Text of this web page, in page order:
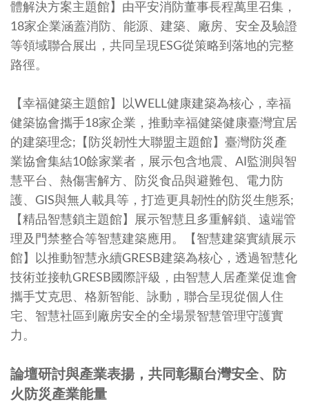
體解決方案主題館】由平安消防董事長程萬里召集，
18家企業涵蓋消防、能源、建築、廠房、安全及驗證
等領域聯合展出，共同呈現ESG從策略到落地的完整
路徑。
【幸福健築主題館】以WELL健康建築為核心，幸福
健築協會攜手18家企業，推動幸福健築健康臺灣宜居
的建築理念;【防災韌性大聯盟主題館】臺灣防災產
業協會集結10餘家業者，展示包含地震、AI監測與智
慧平台、熱傷害解方、防災食品與避難包、電力防
護、GIS與無人載具等，打造更具韌性的防災生態系;
【精品智慧鎖主題館】展示智慧且多重解鎖、遠端管
理及門禁整合等智慧建築應用。【智慧建築實績展示
館】以推動智慧永續GRESB建築為核心，透過智慧化
技術並接軌GRESB國際評級，由智慧人居產業促進會
攜手艾克思、格新智能、詠動，聯合呈現從個人住
宅、智慧社區到廠房安全的全場景智慧管理守護實
力。
論壇研討與產業表揚，共同彰顯台灣安全、防
火防災產業能量